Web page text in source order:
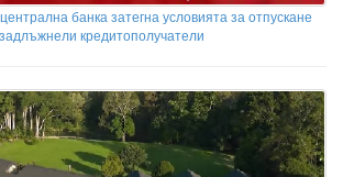
банка затегна условията за отпускане
кредитополучатели